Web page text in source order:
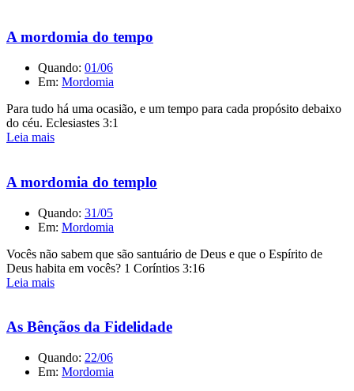
A mordomia do tempo
Quando: 01/06
Em: Mordomia
Para tudo há uma ocasião, e um tempo para cada propósito debaixo
do céu. Eclesiastes 3:1
Leia mais
A mordomia do templo
Quando: 31/05
Em: Mordomia
Vocês não sabem que são santuário de Deus e que o Espírito de
Deus habita em vocês? 1 Coríntios 3:16
Leia mais
As Bênçãos da Fidelidade
Quando: 22/06
Em: Mordomia